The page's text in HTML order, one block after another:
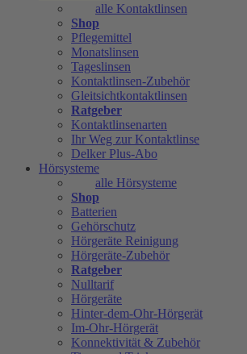
alle Kontaktlinsen
Shop
Pflegemittel
Monatslinsen
Tageslinsen
Kontaktlinsen-Zubehör
Gleitsichtkontaktlinsen
Ratgeber
Kontaktlinsenarten
Ihr Weg zur Kontaktlinse
Delker Plus-Abo
Hörsysteme
alle Hörsysteme
Shop
Batterien
Gehörschutz
Hörgeräte Reinigung
Hörgeräte-Zubehör
Ratgeber
Nulltarif
Hörgeräte
Hinter-dem-Ohr-Hörgerät
Im-Ohr-Hörgerät
Konnektivität & Zubehör